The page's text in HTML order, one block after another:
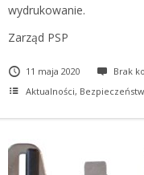
wydrukowanie.
Zarząd PSP
11 maja 2020
Brak
Aktualności,